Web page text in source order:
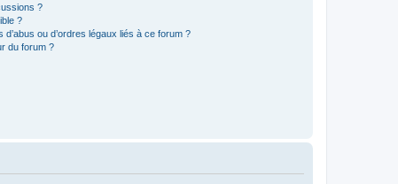
?
?
ou d’ordres légaux liés à ce forum ?
du forum ?